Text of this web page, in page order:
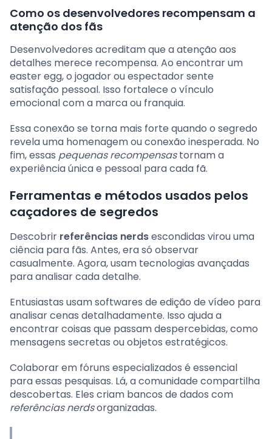
Como os desenvolvedores recompensam a
atenção dos fãs
Desenvolvedores acreditam que a atenção aos
detalhes merece recompensa. Ao encontrar um
easter egg, o jogador ou espectador sente
satisfação pessoal. Isso fortalece o vínculo
emocional com a marca ou franquia.
Essa conexão se torna mais forte quando o segredo
revela uma homenagem ou conexão inesperada. No
fim, essas pequenas recompensastornam a
experiência única e pessoal para cada fã.
Ferramentas e métodos usados pelos
caçadores de segredos
Descobrir referências nerdsescondidas virou uma
ciência para fãs. Antes, era só observar
casualmente. Agora, usam tecnologias avançadas
para analisar cada detalhe.
Entusiastas usam softwares de edição de vídeo para
analisar cenas detalhadamente. Isso ajuda a
encontrar coisas que passam despercebidas, como
mensagens secretas ou objetos estratégicos.
Colaborar em fóruns especializados é essencial
para essas pesquisas. Lá, a comunidade compartilha
descobertas. Eles criam bancos de dados com
referências nerdsorganizadas.